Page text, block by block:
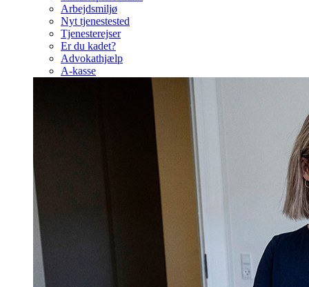
Arbejdsmiljø
Nyt tjenestested
Tjenesterejser
Er du kadet?
Advokathjælp
A-kasse